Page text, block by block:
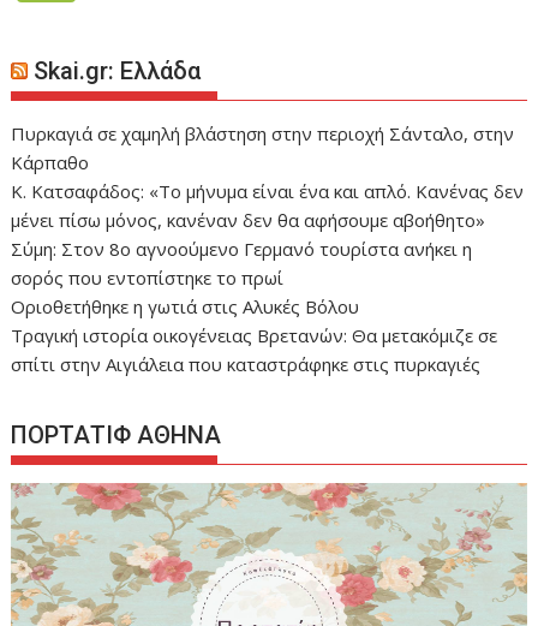
Skai.gr: Ελλάδα
Πυρκαγιά σε χαμηλή βλάστηση στην περιοχή Σάνταλο, στην
Κάρπαθο
Κ. Κατσαφάδος: «Το μήνυμα είναι ένα και απλό. Κανένας δεν
μένει πίσω μόνος, κανέναν δεν θα αφήσουμε αβοήθητο»
Σύμη: Στον 8ο αγνοούμενο Γερμανό τουρίστα ανήκει η
σορός που εντοπίστηκε το πρωί
Οριοθετήθηκε η γωτιά στις Αλυκές Βόλου
Τραγική ιστορία οικογένειας Βρετανών: Θα μετακόμιζε σε
σπίτι στην Αιγιάλεια που καταστράφηκε στις πυρκαγιές
ΠΟΡΤΑΤΙΦ ΑΘΗΝΑ